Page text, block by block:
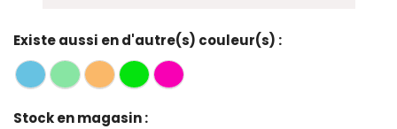
Existe aussi en d'autre(s) couleur(s) :
Stock en magasin :